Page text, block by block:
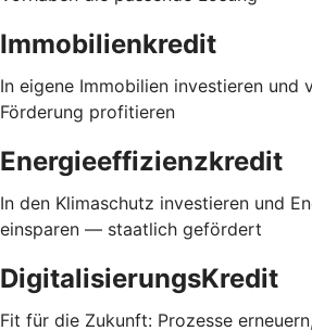
Immobilienkredit
In eigene Immobilien investieren und
Förderung profitieren
Energieeffizienzkredit
In den Klimaschutz investieren und
einsparen — staatlich gefördert
DigitalisierungsKredit
Fit für die Zukunft: Prozesse